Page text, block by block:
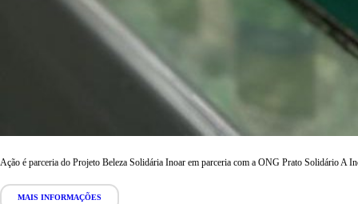
Ação é parceria do Projeto Beleza Solidária Inoar em parceria com a ONG Prato Solidário A
MAIS INFORMAÇÕES